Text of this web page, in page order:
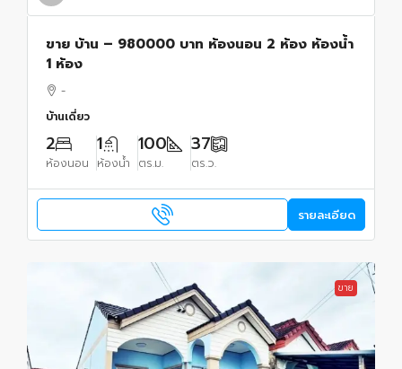
ขาย บ้าน – 980000 บาท ห้องนอน 2 ห้อง ห้องน้ำ
1 ห้อง
-
บ้านเดี่ยว
2
ห้องนอน
1
ห้องน้ำ
100
ตร.ม.
37
ตร.ว.
รายละเอียด
ขาย